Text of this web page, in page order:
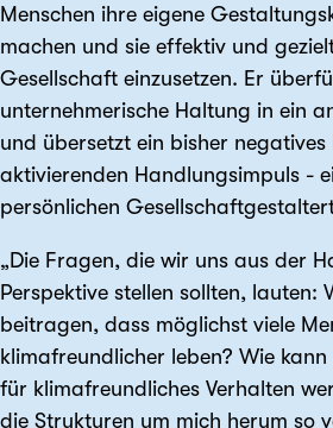
Menschen ihre eigene
machen und sie effektiv und
Gesellschaft einzusetzen. Er
unternehmerische Haltung in ein
und übersetzt ein bisher
aktivierenden Handlungsimpuls -
persönlichen
„Die Fragen, die wir uns aus der
Perspektive stellen sollten, lauten:
beitragen, dass möglichst viele
klimafreundlicher leben? Wie
für klimafreundliches Verhalten
die Strukturen um mich herum so